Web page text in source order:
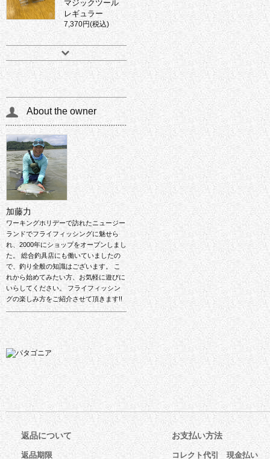
マジックツール
レギュラー
7,370円(税込)
About the owner
加藤力
ワーキングホリデーで訪れたニュージー
ランドでフライフィッシングに魅せら
れ、2000年にショップをオープンしまし
た。 総合釣具店にも働いていましたの
で、釣り全般の知識はございます。 こ
れから始めてみたい方、お気軽に遊びに
いらしてください。 フライフィッシン
グの楽しみ方をご紹介させて頂きます!!
返品について
返品期限
お支払い方法
コレクト代引 現金払い